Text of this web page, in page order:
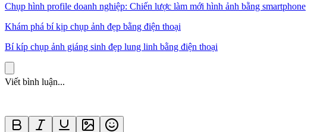
Chụp hình profile doanh nghiệp: Chiến lược làm mới hình ảnh bằng smartphone
Khám phá bí kịp chụp ảnh đẹp bằng điện thoại
Bí kíp chụp ảnh giáng sinh đẹp lung linh bằng điện thoại
Viết bình luận...